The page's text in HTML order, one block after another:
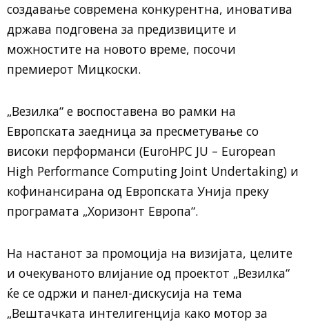
создавање современа конкурентна, иноватива
држава подговена за предизвиците и
можностите на новото време, посочи
премиерот Мицкоски.
„Везилка“ е воспоставена во рамки на
Европската заедница за пресметување со
високи перформанси (EuroHPC JU – European
High Performance Computing Joint Undertaking) и
кофинансирана од Европската Унија преку
програмата „Хоризонт Европа“.
На настанот за промоција на визијата, целите
и очекуваното влијание од проектот „Везилка“
ќе се одржи и панел-дискусија на тема
„Вештачката интелигенција како мотор за